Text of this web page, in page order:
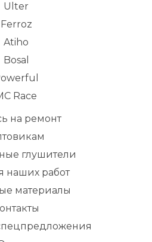
Ulter
Ferroz
Atiho
Bosal
Race
на ремонт
глушители
наших работ
материалы